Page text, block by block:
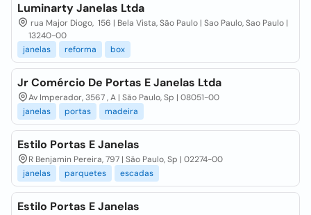
Luminarty Janelas Ltda
rua Major Diogo, 156 | Bela Vista, São Paulo | Sao Paulo, Sao Paulo |
13240-00
janelas
reforma box
Jr Comércio De Portas E Janelas Ltda
Av Imperador, 3567 , A | São Paulo, Sp | 08051-00
janelas
portas madeira
Estilo Portas E Janelas
R Benjamin Pereira, 797 | São Paulo, Sp | 02274-00
janelas
parquetes escadas
Estilo Portas E Janelas